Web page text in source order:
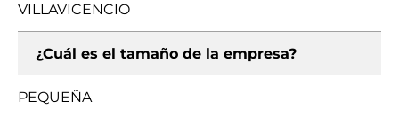
VILLAVICENCIO
¿Cuál es el tamaño de la empresa?
PEQUEÑA